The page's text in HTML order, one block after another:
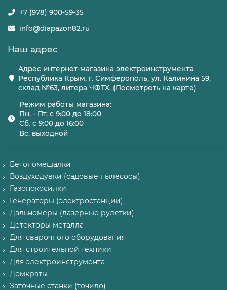
+7 (978) 900-59-35
info@diapazon82.ru
Наш адрес
Адрес интернет-магазина электроинструмента
Республика Крым, г. Симферополь, ул. Калинина 59,
склад №63, литера ЧФТХ, (Посмотреть на карте)
Режим работы магазина:
Пн. - Пт. с 9:00 до 18:00
Сб. с 9:00 до 16:00
Вс. выходной
Бетономешалки
Воздуходувки (садовые пылесосы)
Газонокосилки
Генераторы (электростанции)
Дальномеры (лазерные рулетки)
Детекторы металла
Для сварочного оборудования
Для строительной техники
Для электроинструмента
Домкраты
Заточные станки (точило)